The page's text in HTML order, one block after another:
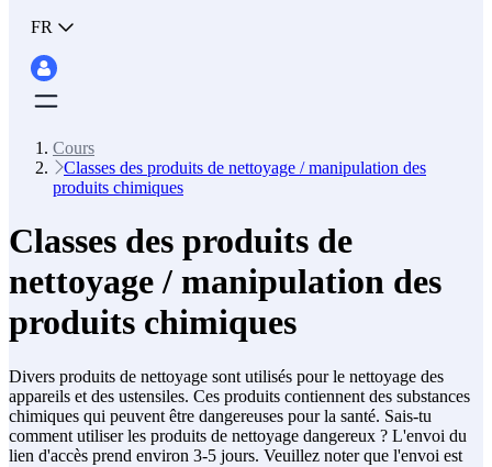
FR
Cours
Classes des produits de nettoyage / manipulation des
produits chimiques
Classes des produits de
nettoyage / manipulation des
produits chimiques
Divers produits de nettoyage sont utilisés pour le nettoyage des
appareils et des ustensiles. Ces produits contiennent des substances
chimiques qui peuvent être dangereuses pour la santé. Sais-tu
comment utiliser les produits de nettoyage dangereux ? L'envoi du
lien d'accès prend environ 3-5 jours. Veuillez noter que l'envoi est